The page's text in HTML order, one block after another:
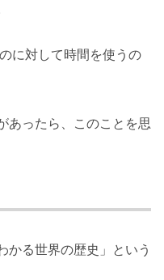
に対して時間を使うの
あったら、このことを思
かる世界の歴史」という